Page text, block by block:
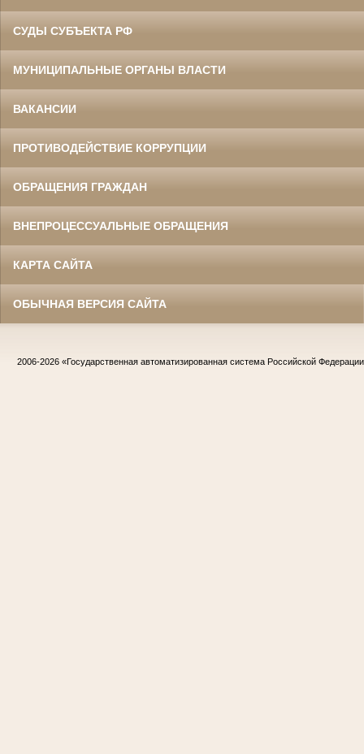
СУДЫ СУБЪЕКТА РФ
МУНИЦИПАЛЬНЫЕ ОРГАНЫ ВЛАСТИ
ВАКАНСИИ
ПРОТИВОДЕЙСТВИЕ КОРРУПЦИИ
ОБРАЩЕНИЯ ГРАЖДАН
ВНЕПРОЦЕССУАЛЬНЫЕ ОБРАЩЕНИЯ
КАРТА САЙТА
ОБЫЧНАЯ ВЕРСИЯ САЙТА
2006-2026 «Государственная автоматизированная система Российской